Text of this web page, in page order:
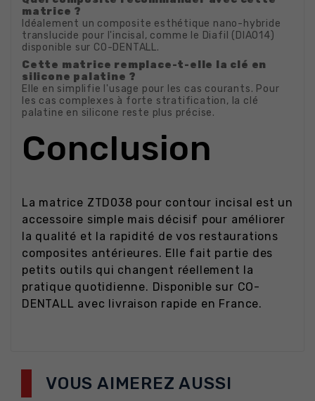
matrice ?
Idéalement un composite esthétique nano-hybride
translucide pour l'incisal, comme le Diafil (DIA014)
disponible sur CO-DENTALL.
Cette matrice remplace-t-elle la clé en
silicone palatine ?
Elle en simplifie l'usage pour les cas courants. Pour
les cas complexes à forte stratification, la clé
palatine en silicone reste plus précise.
Conclusion
La matrice ZTD038 pour contour incisal est un
accessoire simple mais décisif pour améliorer
la qualité et la rapidité de vos restaurations
composites antérieures. Elle fait partie des
petits outils qui changent réellement la
pratique quotidienne. Disponible sur CO-
DENTALL avec livraison rapide en France.
VOUS AIMEREZ AUSSI